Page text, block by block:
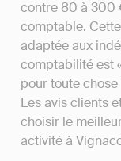
contre 80 à 300
comptable.
adaptée aux
comptabilité est
pour toute
Les avis clients
choisir le
activité à